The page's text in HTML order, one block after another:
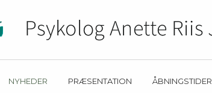
NYHEDER PRÆSENTATION ÅBNINGSTIDER